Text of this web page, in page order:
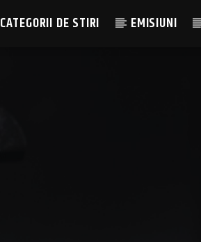
CATEGORII DE STIRI EMISIUNI